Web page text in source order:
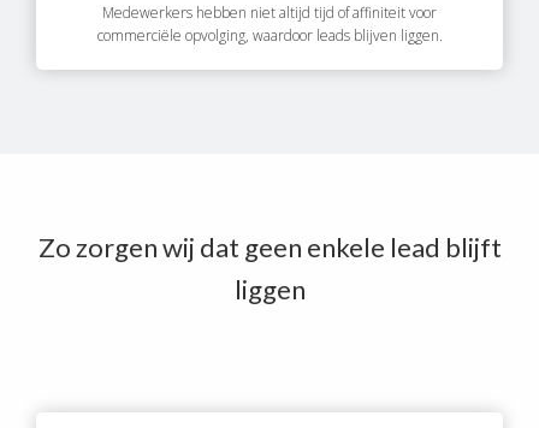
Medewerkers hebben niet altijd tijd of affiniteit voor
commerciële opvolging, waardoor leads blijven liggen.
Zo zorgen wij dat geen enkele lead blijft
liggen